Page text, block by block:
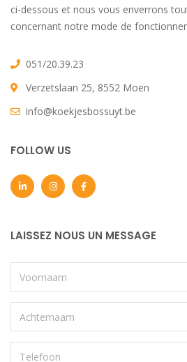
ci-dessous et nous vous enverrons
concernant notre mode de
051/20.39.23
Verzetslaan 25, 8552 Moen
info@koekjesbossuyt.be
FOLLOW US
LAISSEZ NOUS UN MESSAGE